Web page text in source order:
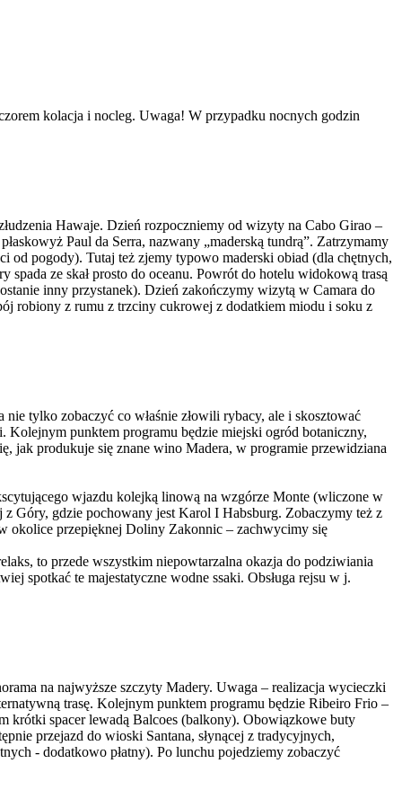
kolacja i nocleg. Uwaga! W przypadku nocnych godzin
Hawaje. Dzień rozpoczniemy od wizyty na Cabo Girao –
Paul da Serra, nazwany „maderską tundrą”. Zatrzymamy
od pogody). Tutaj też zjemy typowo maderski obiad (dla chętnych,
ze skał prosto do oceanu. Powrót do hotelu widokową trasą
inny przystanek). Dzień zakończymy wizytą w Camara do
robiony z rumu z trzciny cukrowej z dodatkiem miodu i soku z
tylko zobaczyć co właśnie złowili rybacy, ale i skosztować
Kolejnym punktem programu będzie miejski ogród botaniczny,
jak produkuje się znane wino Madera, w programie przewidziana
wjazdu kolejką linową na wzgórze Monte (wliczone w
Góry, gdzie pochowany jest Karol I Habsburg. Zobaczymy też z
okolice przepięknej Doliny Zakonnic – zachwycimy się
to przede wszystkim niepowtarzalna okazja do podziwiania
spotkać te majestatyczne wodne ssaki. Obsługa rejsu w j.
na najwyższe szczyty Madery. Uwaga – realizacja wycieczki
trasę. Kolejnym punktem programu będzie Ribeiro Frio –
krótki spacer lewadą Balcoes (balkony). Obowiązkowe buty
przejazd do wioski Santana, słynącej z tradycyjnych,
- dodatkowo płatny). Po lunchu pojedziemy zobaczyć